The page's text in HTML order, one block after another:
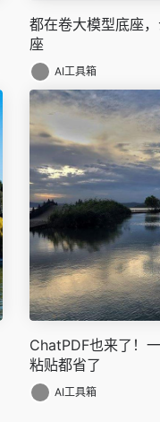
都在卷大模型底座
座
AI工具箱
ChatPDF也来了！
粘贴都省了
AI工具箱